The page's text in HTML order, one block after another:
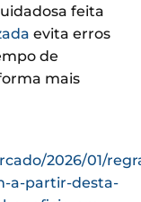
feita
evita erros
de
mais
2026/01/
a-partir-desta-